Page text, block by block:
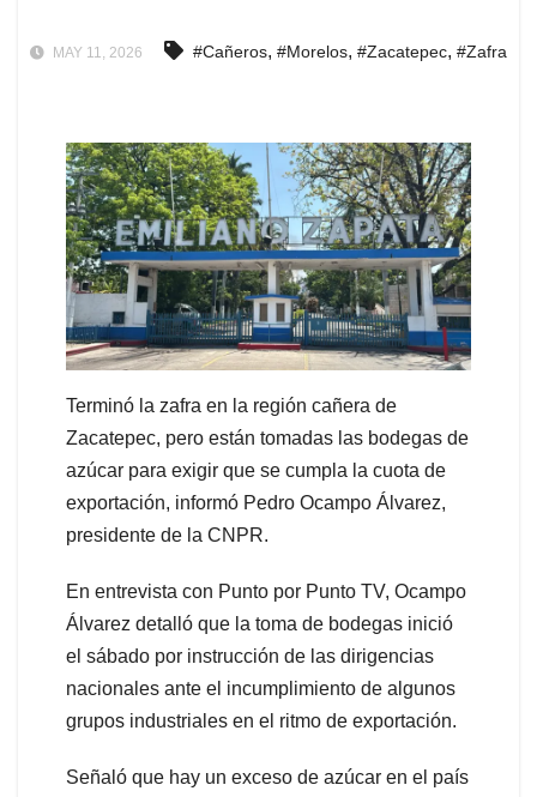
MAY 11, 2026 #Cañeros, #Morelos, #Zacatepec, #Zafra
Terminó la zafra en la región cañera de
Zacatepec, pero están tomadas las bodegas de
azúcar para exigir que se cumpla la cuota de
exportación, informó Pedro Ocampo Álvarez,
presidente de la CNPR.
En entrevista con Punto por Punto TV, Ocampo
Álvarez detalló que la toma de bodegas inició
el sábado por instrucción de las dirigencias
nacionales ante el incumplimiento de algunos
grupos industriales en el ritmo de exportación.
Señaló que hay un exceso de azúcar en el país